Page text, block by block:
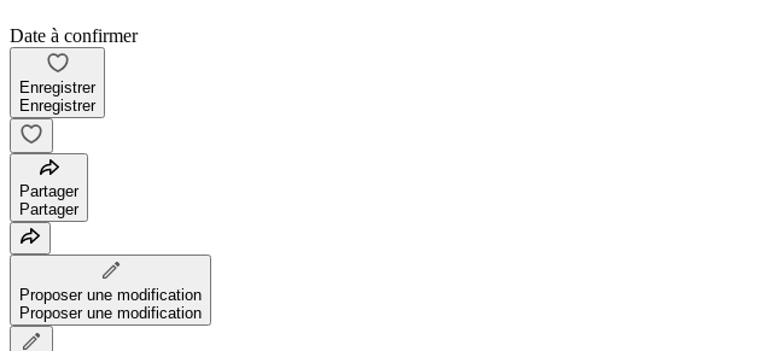
Date à confirmer
Enregistrer
Enregistrer
Partager
Partager
Proposer une modification
Proposer une modification